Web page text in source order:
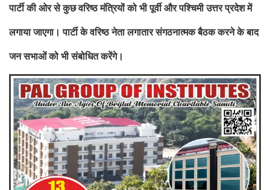
पार्टी की ओर से कुछ वरिष्ठ मंत्रियों को भी पूर्वी और पश्चिमी उत्तर प्रदेश में
लगाया जाएगा। पार्टी के वरिष्ठ नेता लगातार संगठनात्मक बैठक करने के बाद
जन सभाओं को भी संबोधित करेंगे।